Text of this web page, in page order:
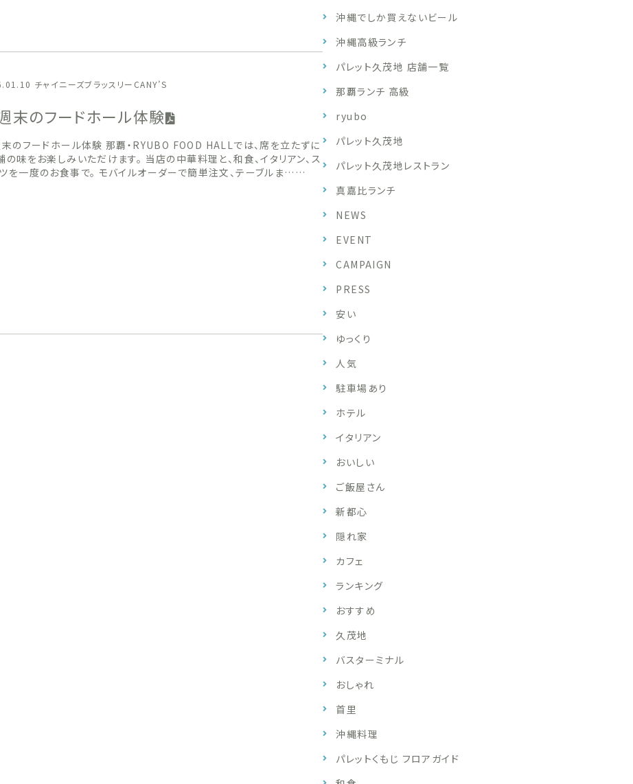
チャイニーズブラッスリーCANY’S
末のフードホール体験
のフードホール体験 那覇・RYUBO FOOD HALLでは、席を立たずに
の味をお楽しみいただけます。 当店の中華料理と、和食、イタリアン、ス
を一度のお食事で。 モバイルオーダーで簡単注文、テーブルま……
沖縄でしか買えないビール
沖縄高級ランチ
パレット久茂地 店舗一覧
那覇ランチ 高級
ryubo
パレット久茂地
パレット久茂地レストラン
真嘉比ランチ
NEWS
EVENT
CAMPAIGN
PRESS
安い
ゆっくり
人気
駐車場あり
ホテル
イタリアン
おいしい
ご飯屋さん
新都心
隠れ家
カフェ
ランキング
おすすめ
久茂地
バスターミナル
おしゃれ
首里
沖縄料理
パレットくもじ フロアガイド